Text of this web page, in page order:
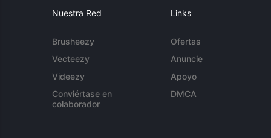
Nuestra Red
Brusheezy
Vecteezy
Videezy
Conviértase en
colaborador
Links
Ofertas
Anuncie
Apoyo
DMCA